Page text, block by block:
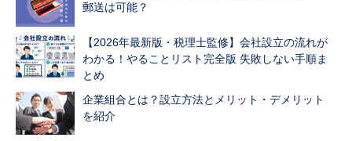
郵送は可能？
【2026年最新版・税理士監修】会社設立の流れが
わかる！やることリスト完全版 失敗しない手順ま
とめ
企業組合とは？設立方法とメリット・デメリット
を紹介